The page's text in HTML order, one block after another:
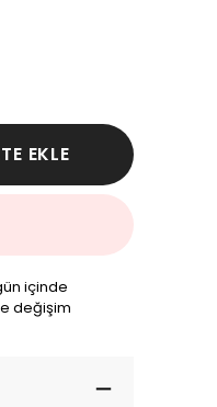
EKLE
içinde
değişim